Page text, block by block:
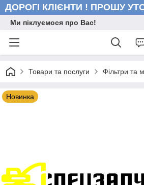
ДОРОГІ КЛІЄНТИ ! ПРОШУ
Ми піклуємося про Вас!
Товари та послуги Фільтри та
Новинка